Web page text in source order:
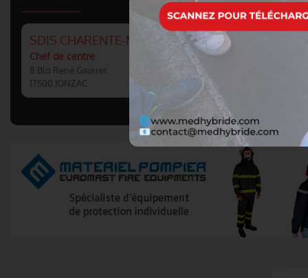
SDIS CHARENTE-MARITIME : CIS JONZAC
Chef de centre
8 Bld René Gautret
17500 JONZAC